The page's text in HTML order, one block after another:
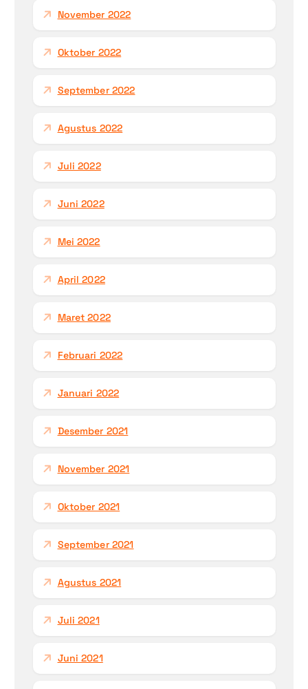
November 2022
Oktober 2022
September 2022
Agustus 2022
Juli 2022
Juni 2022
Mei 2022
April 2022
Maret 2022
Februari 2022
Januari 2022
Desember 2021
November 2021
Oktober 2021
September 2021
Agustus 2021
Juli 2021
Juni 2021